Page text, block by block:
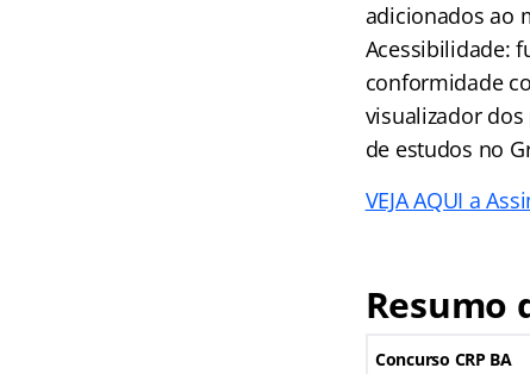
adicionados ao
Acessibilidade:
conformidade
visualizador
de estudos no
VEJA AQUI a
Resumo
Concurso CRP BA